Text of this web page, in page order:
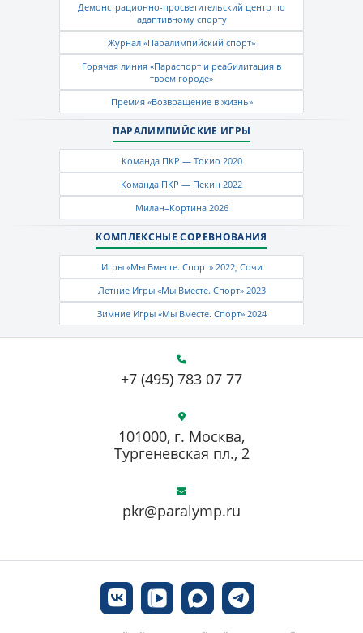
Демонстрационно-просветительский центр по
адаптивному спорту
Журнал «Паралимпийский спорт»
Горячая линия «Параспорт и реабилитация в
твоем городе»
Премия «Возвращение в жизнь»
ПАРАЛИМПИЙСКИЕ ИГРЫ
Команда ПКР — Токио 2020
Команда ПКР — Пекин 2022
Милан–Кортина 2026
КОМПЛЕКСНЫЕ СОРЕВНОВАНИЯ
Игры «Мы Вместе. Спорт» 2022, Сочи
Летние Игры «Мы Вместе. Спорт» 2023
Зимние Игры «Мы Вместе. Спорт» 2024
+7 (495) 783 07 77
pkr@paralymp.ru
101000, г. Москва,
Тургеневская пл., 2